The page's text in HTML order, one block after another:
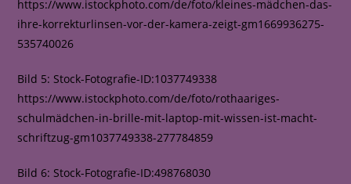
https://www.istockphoto.com/de/foto/kleines-mädchen-das-
ihre-korrekturlinsen-vor-der-kamera-zeigt-gm1669936275-
535740026
Bild 5: Stock-Fotografie-ID:1037749338
https://www.istockphoto.com/de/foto/rothaariges-
schulmädchen-in-brille-mit-laptop-mit-wissen-ist-macht-
schriftzug-gm1037749338-277784859
Bild 6: Stock-Fotografie-ID:498768030